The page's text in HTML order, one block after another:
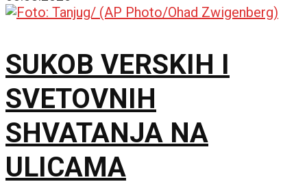
SUKOB VERSKIH I
SVETOVNIH
SHVATANJA NA
ULICAMA